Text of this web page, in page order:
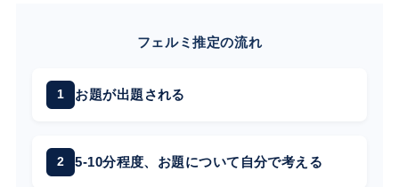
フェルミ推定の流れ
お題が出題される
5-10分程度、お題について自分で考える